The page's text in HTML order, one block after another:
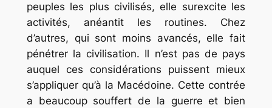
peuples les plus civilisés, elle surexcite les
activités, anéantit les routines. Chez
d’autres, qui sont moins avancés, elle fait
pénétrer la civilisation. Il n’est pas de pays
auquel ces considérations puissent mieux
s’appliquer qu’à la Macédoine. Cette contrée
a beaucoup souffert de la guerre et bien